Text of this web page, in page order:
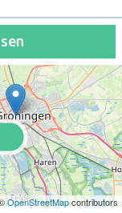
OpenStreetMapcontributors